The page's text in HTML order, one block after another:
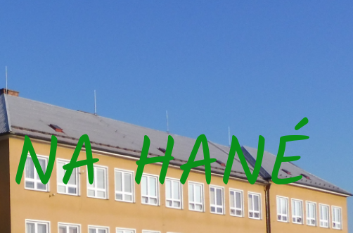
HANÉ